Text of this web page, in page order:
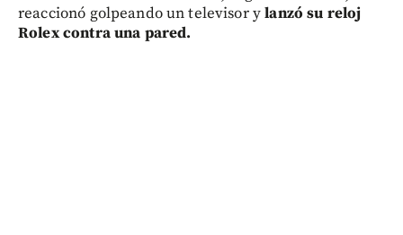
reaccionó golpeando un televisor ylanzó su reloj
Rolex contra una pared.